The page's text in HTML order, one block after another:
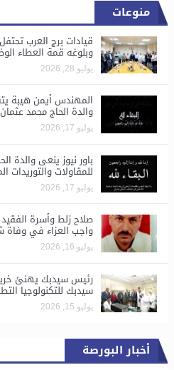
منوعات
قيادات برج العرب
وبلوغه قمة العطاء
يوليو 28, 2026
المهندس أيمن هيبة
والدة الحاج محمد عثمان
يوليو 17, 2026
باور نيوز ينعى والدة
للمقاولات والتوريدات
يوليو 17, 2026
صلاح زلط وأسرة
واجب العزاء في وفاة
يوليو 16, 2026
رئيس سيدبك يهنئ
سيدبك للتكنولوجيا
يوليو 15, 2026
أخبار البورصة